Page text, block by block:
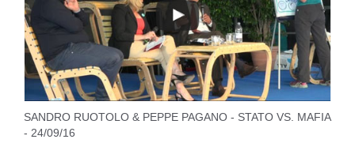
SANDRO RUOTOLO & PEPPE PAGANO - STATO VS. MAFIA
- 24/09/16